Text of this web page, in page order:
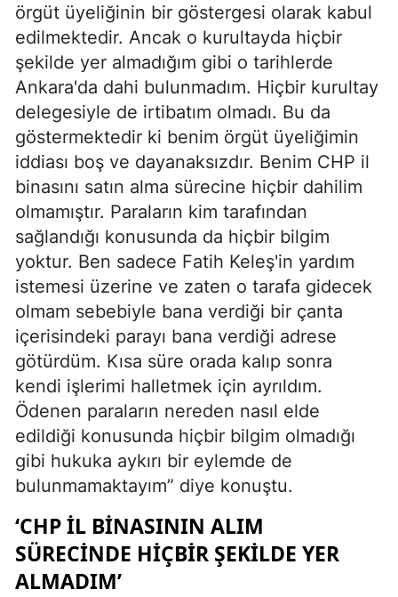
örgüt üyeliğinin bir göstergesi olarak kabul
edilmektedir. Ancak o kurultayda hiçbir
şekilde yer almadığım gibi o tarihlerde
Ankara'da dahi bulunmadım. Hiçbir kurultay
delegesiyle de irtibatım olmadı. Bu da
göstermektedir ki benim örgüt üyeliğimin
iddiası boş ve dayanaksızdır. Benim CHP il
binasını satın alma sürecine hiçbir dahilim
olmamıştır. Paraların kim tarafından
sağlandığı konusunda da hiçbir bilgim
yoktur. Ben sadece Fatih Keleş'in yardım
istemesi üzerine ve zaten o tarafa gidecek
olmam sebebiyle bana verdiği bir çanta
içerisindeki parayı bana verdiği adrese
götürdüm. Kısa süre orada kalıp sonra
kendi işlerimi halletmek için ayrıldım.
Ödenen paraların nereden nasıl elde
edildiği konusunda hiçbir bilgim olmadığı
gibi hukuka aykırı bir eylemde de
bulunmamaktayım” diye konuştu.
‘CHP İL BİNASININ ALIM
SÜRECİNDE HİÇBİR ŞEKİLDE YER
ALMADIM’